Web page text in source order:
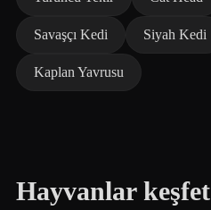
Savaşçı Kedi Siyah Kedi
Kaplan Yavrusu
Hayvanlar keşfet